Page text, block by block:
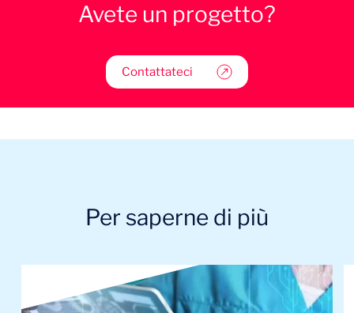
Avete un progetto?
Contattateci
Per saperne di più